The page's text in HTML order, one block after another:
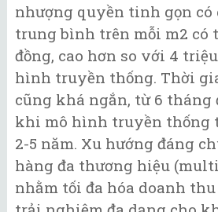
nhượng quyền tinh gọn có
trung bình trên mỗi m2 có
đồng, cao hơn so với 4
hình truyền thống. Thời
cũng khá ngắn, từ 6 tháng
khi mô hình truyền thống
2-5 năm. Xu hướng đáng
hàng đa thương hiệu
nhằm tối đa hóa doanh